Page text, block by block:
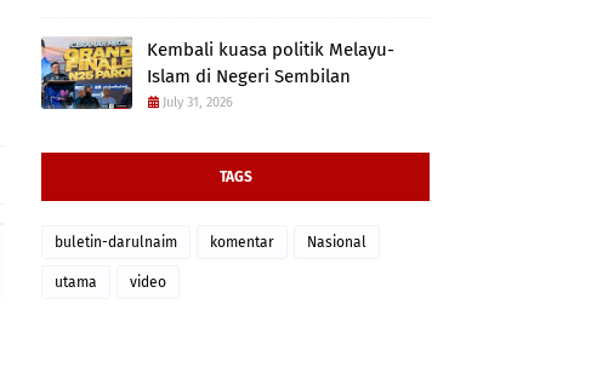
Kembali kuasa politik Melayu-
Islam di Negeri Sembilan
July 31, 2026
TAGS
buletin-darulnaim komentar Nasional
utama video